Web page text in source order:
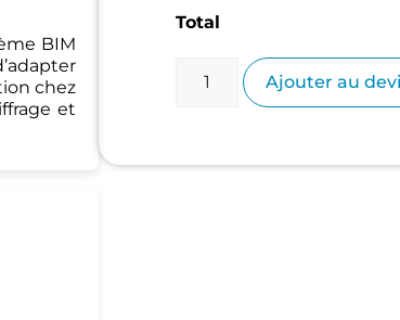
BIM
chez
et
Total
Ajouter au